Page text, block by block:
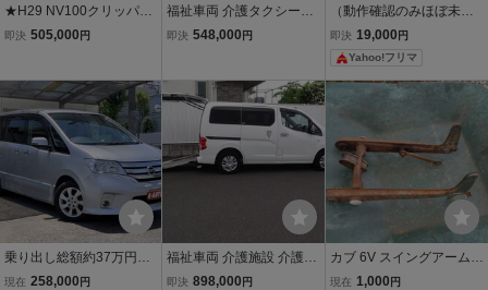
★H29 NV100クリッパー
バン 車検長い10年8月ま
即決 505,000 円
福祉車両 介護タクシーに
も最適 埼玉発 セレナ 7人
ップ 車高調整付 介護施設
スローパー
即決 548,000 円
（動作確認のみほぼ未使
用）富士ソフト +F FS040
W モバイルルーター ＆ 専
用ホームキット HKTFS04
0W セット
即決 19,000 円
Yahoo!フリマ
乗り出し総額約37万円で
す H23年式 セレナハイウ
現在 258,000 円
福祉車両 介護施設 介護タ
クシー 埼玉発 30年 NV20
即決 898,000 円
カブ 6V スイングアーム
(行燈 おっぱい 旧車)
現在 1,000 円